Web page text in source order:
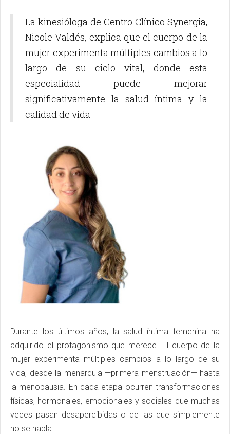
La kinesióloga de Centro Clínico Synergia,
Nicole Valdés, explica que el cuerpo de la
mujer experimenta múltiples cambios a lo
largo de su ciclo vital, donde esta
especialidad puede mejorar
significativamente la salud íntima y la
calidad de vida
Durante los últimos años, la salud íntima femenina ha
adquirido el protagonismo que merece. El cuerpo de la
mujer experimenta múltiples cambios a lo largo de su
vida, desde la menarquia —primera menstruación— hasta
la menopausia. En cada etapa ocurren transformaciones
físicas, hormonales, emocionales y sociales que muchas
veces pasan desapercibidas o de las que simplemente
no se habla.